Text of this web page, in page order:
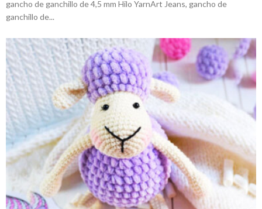
gancho de ganchillo de 4,5 mm Hilo YarnArt Jeans, gancho de
ganchillo de...